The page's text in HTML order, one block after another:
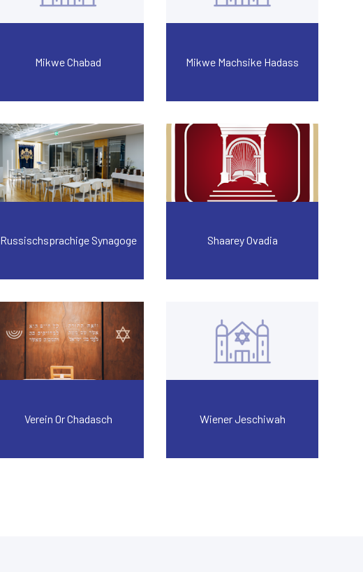
Mikwe Chabad Mikwe Machsike Hadass
Russischsprachige Synagoge Shaarey Ovadia
Verein Or Chadasch Wiener Jeschiwah